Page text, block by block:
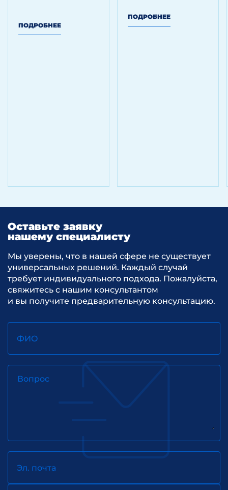
ПОДРОБНЕЕ
ПОДРОБНЕЕ
Оставьте заявку
нашему специалисту
Мы уверены, что в нашей сфере не существует
универсальных решений. Каждый случай
требует индивидуального подхода. Пожалуйста,
свяжитесь с нашим консультантом
и вы получите предварительную консультацию.
ФИО
Вопрос
Эл. почта